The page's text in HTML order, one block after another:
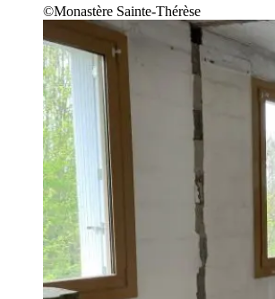
©Monastère Sainte-Thérèse